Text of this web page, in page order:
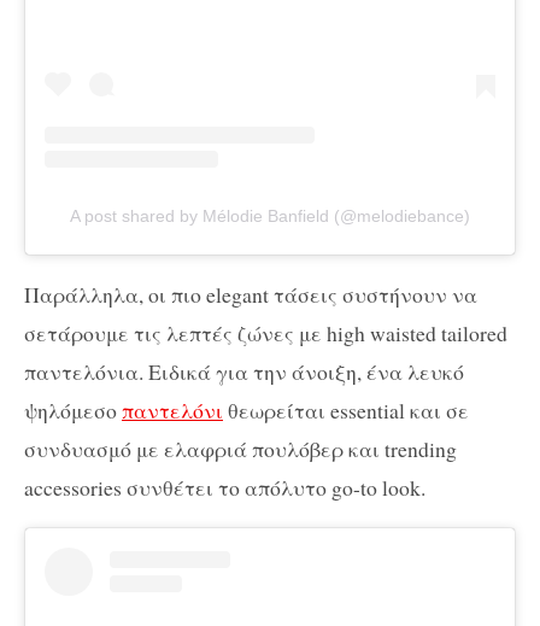
A post shared by Mélodie Banfield (@melodiebance)
Παράλληλα, οι πιο elegant τάσεις συστήνουν να
σετάρουμε τις λεπτές ζώνες με high waisted tailored
παντελόνια. Ειδικά για την άνοιξη, ένα λευκό
ψηλόμεσοπαντελόνι θεωρείται essential και σε
συνδυασμό με ελαφριά πουλόβερ και trending
accessories συνθέτει το απόλυτο go-to look.